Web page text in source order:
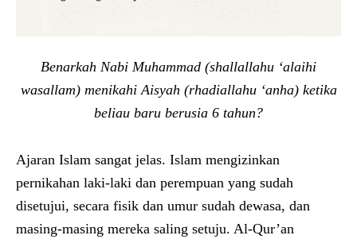
Benarkah Nabi Muhammad (shallallahu ‘alaihi
wasallam) menikahi Aisyah (rhadiallahu ‘anha) ketika
beliau baru berusia 6 tahun?
Ajaran Islam sangat jelas. Islam mengizinkan
pernikahan laki-laki dan perempuan yang sudah
disetujui, secara fisik dan umur sudah dewasa, dan
masing-masing mereka saling setuju. Al-Qur’an